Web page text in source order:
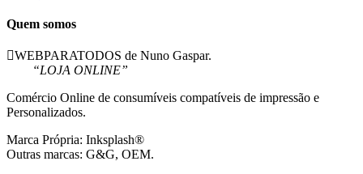
Quem somos
WEBPARATODOS de Nuno Gaspar.
“LOJA ONLINE”
Comércio Online de consumíveis compatíveis de impressão e
Personalizados.
Marca Própria: Inksplash®
Outras marcas: G&G, OEM.